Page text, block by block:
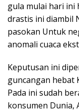
gula mulai hari ini
drastis ini diambil
pasokan Untuk
anomali cuaca
Keputusan ini
guncangan hebat
Pada ini sudah
konsumen Dunia,